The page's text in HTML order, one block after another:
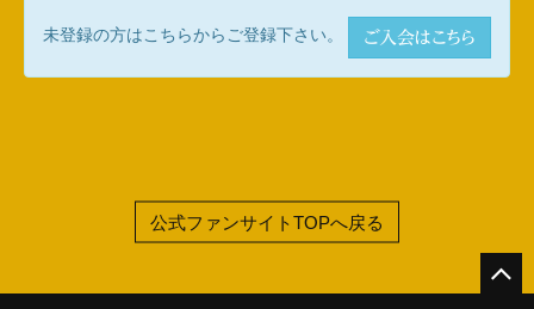
未登録の方はこちらからご登録下さい。 ご入会はこちら
公式ファンサイトTOPへ戻る